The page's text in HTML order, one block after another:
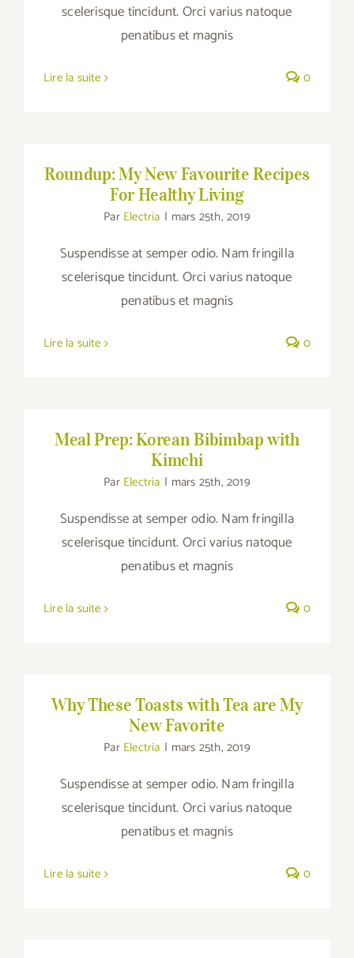
scelerisque tincidunt. Orci varius natoque
penatibus et magnis
Lire la suite 0
Healthy Living
Roundup: My New Favourite Recipes
For Healthy Living
Par Electria | mars 25th, 2019
Suspendisse at semper odio. Nam fringilla
scelerisque tincidunt. Orci varius natoque
penatibus et magnis
Lire la suite 0
Meal Prep: Korean Bibimbap with
Kimchi
Par Electria | mars 25th, 2019
Suspendisse at semper odio. Nam fringilla
scelerisque tincidunt. Orci varius natoque
penatibus et magnis
Lire la suite 0
Favorite
Why These Toasts with Tea are My
New Favorite
Par Electria | mars 25th, 2019
Suspendisse at semper odio. Nam fringilla
scelerisque tincidunt. Orci varius natoque
penatibus et magnis
Lire la suite 0